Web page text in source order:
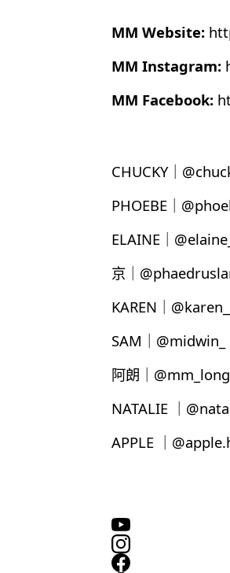
MM Website:
MM Instagram:
MM Facebook:
CHUCKY｜
PHOEBE｜
ELAINE｜
京｜
KAREN｜
SAM｜@midwin_
阿朗｜
NATALIE ｜
APPLE ｜